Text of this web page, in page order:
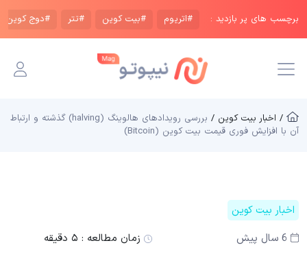
برچسب های پر بازدید : #اتریوم #بیت کوین #تتر #دوج کوین
/ اخبار بیت کوین /
بررسی رویدادهای هالوینگ (halving) گذشته و ارتباط
آن با افزایش فوری قیمت بیت کوین (Bitcoin)
اخبار بیت کوین
6 سال پیش
زمان مطالعه : ۵ دقیقه